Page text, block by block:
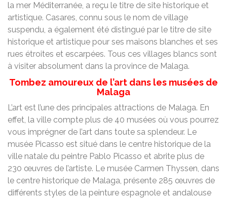
la mer Méditerranée, a reçu le titre de site historique et
artistique. Casares, connu sous le nom de village
suspendu, a également été distingué par le titre de site
historique et artistique pour ses maisons blanches et ses
rues étroites et escarpées. Tous ces villages blancs sont
à visiter absolument dans la province de Malaga.
Tombez amoureux de l’art dans les musées de
Malaga
L’art est l’une des principales attractions de Malaga. En
effet, la ville compte plus de 40 musées où vous pourrez
vous imprégner de l’art dans toute sa splendeur. Le
musée Picasso est situé dans le centre historique de la
ville natale du peintre Pablo Picasso et abrite plus de
230 œuvres de l’artiste. Le musée Carmen Thyssen, dans
le centre historique de Malaga, présente 285 œuvres de
différents styles de la peinture espagnole et andalouse